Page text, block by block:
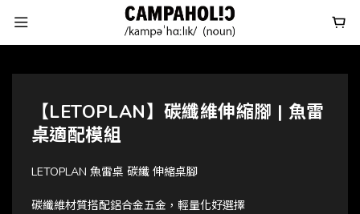
【LETOPLAN】碳纖維伸縮腳 | 魚雷
桌適配模組
LETOPLAN 魚雷桌 碳纖 伸縮桌腳
碳纖維材質搭配鋁合金五金，輕量化好選擇